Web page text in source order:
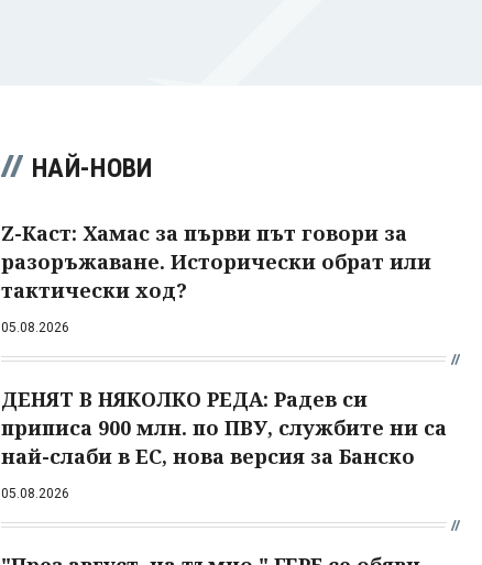
НАЙ-НОВИ
Z-Каст: Хамас за първи път говори за
разоръжаване. Исторически обрат или
тактически ход?
05.08.2026
ДЕНЯТ В НЯКОЛКО РЕДА: Радев си
приписа 900 млн. по ПВУ, службите ни са
най-слаби в ЕС, нова версия за Банско
05.08.2026